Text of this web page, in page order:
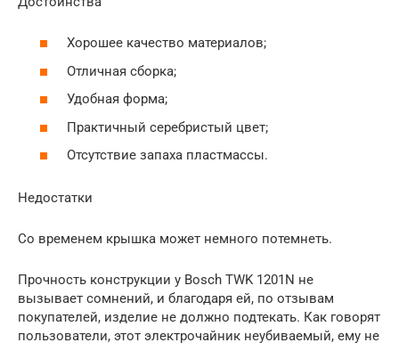
Хорошее качество материалов;
Отличная сборка;
Удобная форма;
Практичный серебристый цвет;
Отсутствие запаха пластмассы.
Недостатки
Со временем крышка может немного потемнеть.
Прочность конструкции у Bosch TWK 1201N не
вызывает сомнений, и благодаря ей, по отзывам
покупателей, изделие не должно подтекать. Как говорят
пользователи, этот электрочайник неубиваемый, ему не